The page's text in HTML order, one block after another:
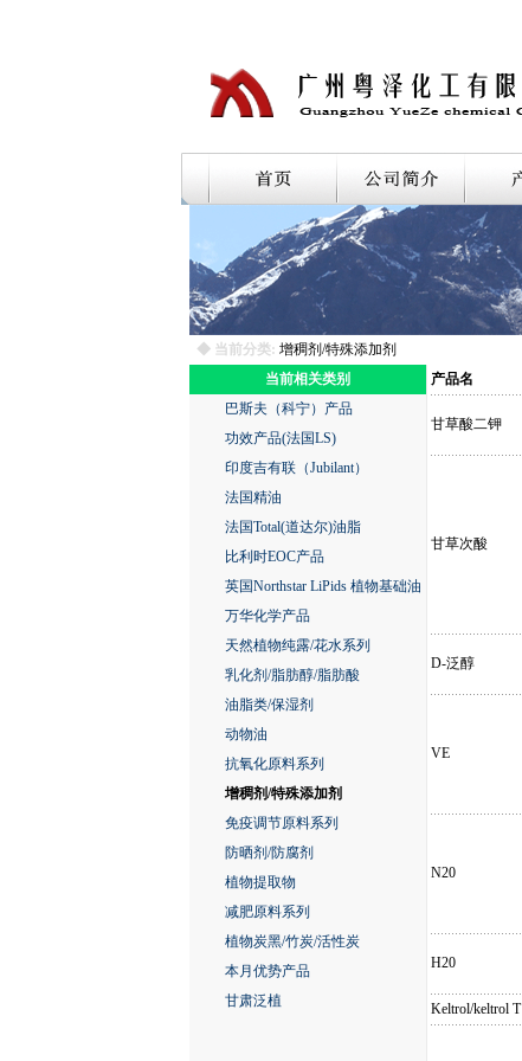
◆ 当前分类: 增稠剂/特殊添加剂
当前相关类别
巴斯夫（科宁）产品
功效产品(法国LS)
印度吉有联（Jubilant）
法国精油
法国Total(道达尔)油脂
比利时EOC产品
英国Northstar LiPids 植物基础油
万华化学产品
天然植物纯露/花水系列
乳化剂/脂肪醇/脂肪酸
油脂类/保湿剂
动物油
抗氧化原料系列
增稠剂/特殊添加剂
免疫调节原料系列
防晒剂/防腐剂
植物提取物
减肥原料系列
植物炭黑/竹炭/活性炭
本月优势产品
甘肃泛植
产品名
甘草酸二钾
甘草次酸
D-泛醇
VE
N20
H20
Keltrol/keltrol T